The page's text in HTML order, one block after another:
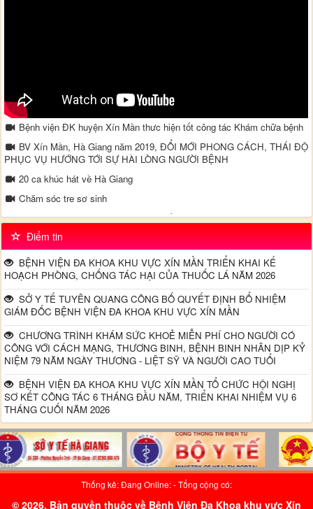
Bệnh viện ĐK huyện Xín Mần thưc hiện tốt công tác Khám chữa bệnh
BV Xín Mần, Hà Giang năm 2019, ĐỔI MỚI PHONG CÁCH, THÁI ĐỘ
PHỤC VỤ HƯỚNG TỚI SỰ HÀI LÒNG NGƯỜI BỆNH
20 ca khúc hát về Hà Giang
Chăm sóc tre sơ sinh
Video truyền thông về bệnh tăng huyết áp - Tại khoa Nội TH - Bệnh
viện đa khoa Xín Mần
Đường dây nong - Bộ Y tế
Điểm tin
BỆNH VIỆN ĐA KHOA KHU VỰC XÍN MẦN TRIỂN KHAI KẾ
HOẠCH PHÒNG, CHỐNG TÁC HẠI CỦA THUỐC LÁ NĂM 2026
SỞ Y TẾ TUYÊN QUANG CÔNG BỐ QUYẾT ĐỊNH BỔ NHIỆM
GIÁM ĐỐC BỆNH VIỆN ĐA KHOA KHU VỰC XÍN MẦN
CHƯƠNG TRÌNH KHÁM SỨC KHOẺ MIỄN PHÍ CHO NGƯỜI CÓ
CÔNG VỚI CÁCH MẠNG, THƯƠNG BINH, BỆNH BINH NHÂN DỊP KỶ
NIỆM 79 NĂM NGÀY THƯƠNG - LIỆT SỸ VÀ NGƯỜI CAO TUỔI
BỆNH VIỆN ĐA KHOA KHU VỰC XÍN MẦN TỔ CHỨC HỘI NGHỊ
SƠ KẾT CÔNG TÁC 6 THÁNG ĐẦU NĂM, TRIỂN KHAI NHIỆM VỤ 6
THÁNG CUỐI NĂM 2026
Thống kê: Đang Online:- Tổng cộng có:
© 2026. Bản quyền thuộc về Bệnh Viện Đa Khoa khu vực Xín